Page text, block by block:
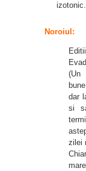
izotonic.
Noroiul:
(Un
dar
si
zilei